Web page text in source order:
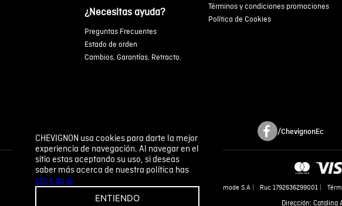
CHEVIGNON usa cookies para darte la mejor
experiencia de navegación. Al navegar en el
sitio estas aceptando su uso, si deseas
saber más acerca de nuestra política has
click aquí.
ENTIENDO
¿Necesitas ayuda?
Preguntas Frecuentes
Estado de orden
Cambios, Garantías, Retracto.
Términos y condiciones promociones
Política de Cookies
/ChevignonEc
Novomode S.A Ruc 1792636299001
Dirección: Catalina